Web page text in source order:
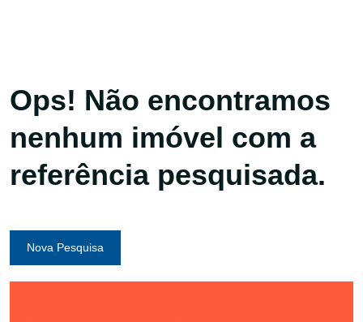
Ops! Não encontramos
nenhum imóvel com a
referência pesquisada.
Nova Pesquisa